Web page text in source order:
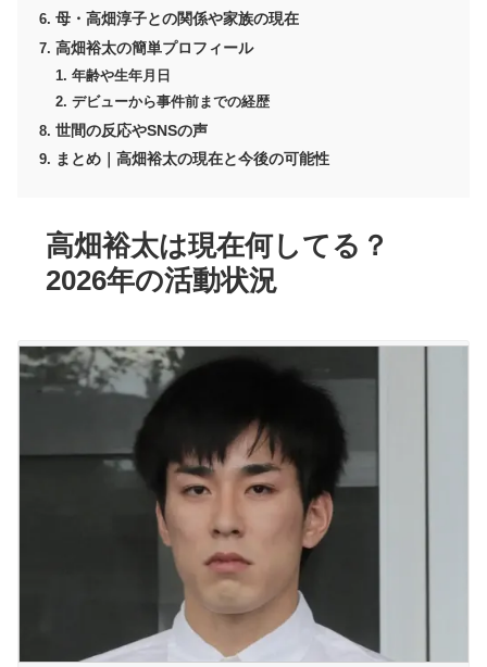
母・高畑淳子との関係や家族の現在
高畑裕太の簡単プロフィール
年齢や生年月日
デビューから事件前までの経歴
世間の反応やSNSの声
まとめ｜高畑裕太の現在と今後の可能性
高畑裕太は現在何してる？
2026年の活動状況